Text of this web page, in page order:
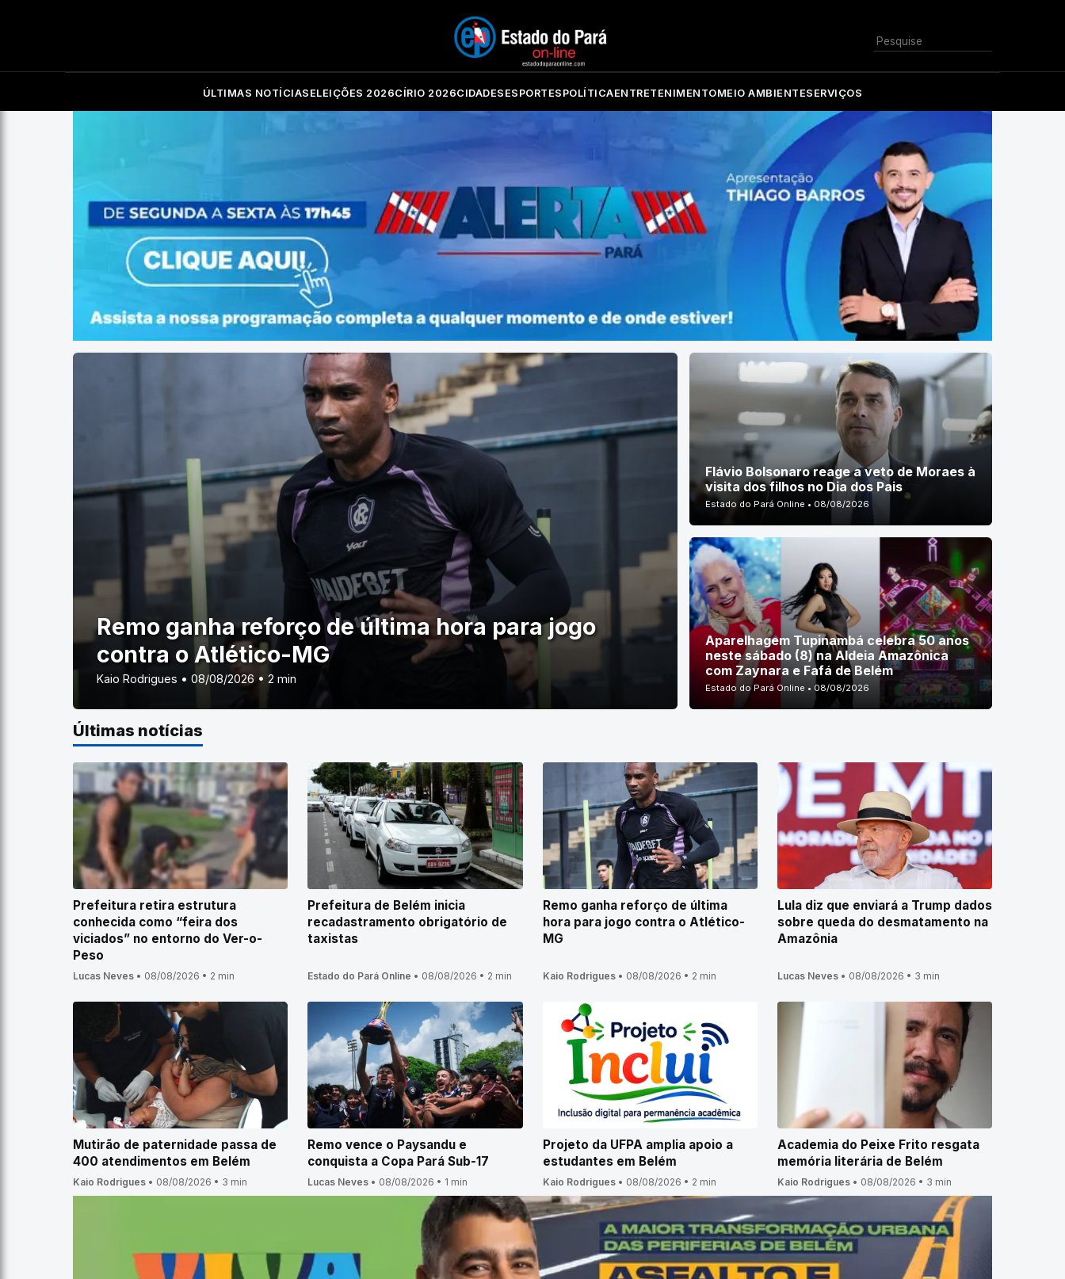
Buscar
ÚLTIMAS NOTÍCIAS ELEIÇÕES 2026CÍRIO 2026CIDADES ESPORTES POLÍTICAENTRETENIMENTOMEIO AMBIENTESERVIÇOS
Remo ganha reforço de última hora para jogo
contra o Atlético-MG
Kaio Rodrigues • 08/08/2026 • 2 min
Flávio Bolsonaro reage a veto de Moraes à
visita dos filhos no Dia dos Pais
Estado do Pará Online • 08/08/2026
Aparelhagem Tupinambá celebra 50 anos
neste sábado (8) na Aldeia Amazônica
com Zaynara e Fafá de Belém
Estado do Pará Online • 08/08/2026
Últimas notícias
Prefeitura retira estrutura
conhecida como “feira dos
viciados” no entorno do Ver-o-
Peso
Lucas Neves • 08/08/2026 • 2 min
Prefeitura de Belém inicia
recadastramento obrigatório de
taxistas
Estado do Pará Online • 08/08/2026 • 2 min
Remo ganha reforço de última
hora para jogo contra o Atlético-
MG
Kaio Rodrigues• 08/08/2026 • 2 min
Lula diz que enviará a Trump dados
sobre queda do desmatamento na
Amazônia
Lucas Neves• 08/08/2026 • 3 min
Mutirão de paternidade passa de
400 atendimentos em Belém
Kaio Rodrigues • 08/08/2026 • 3 min
Remo vence o Paysandu e
conquista a Copa Pará Sub-17
Lucas Neves • 08/08/2026 • 1 min
Projeto da UFPA amplia apoio a
estudantes em Belém
Kaio Rodrigues• 08/08/2026 • 2 min
Academia do Peixe Frito resgata
memória literária de Belém
Kaio Rodrigues• 08/08/2026 • 3 min